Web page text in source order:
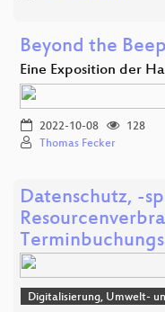
Beyond the
Eine Exposition der
2022-10-08
128
Thomas Fecker
Datenschutz, -
Digitalisierung, Umwelt-